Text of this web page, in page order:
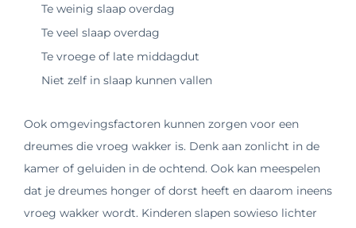
Te weinig slaap overdag
Te veel slaap overdag
Te vroege of late middagdut
Niet zelf in slaap kunnen vallen
Ook omgevingsfactoren kunnen zorgen voor een
dreumes die vroeg wakker is. Denk aan zonlicht in de
kamer of geluiden in de ochtend. Ook kan meespelen
dat je dreumes honger of dorst heeft en daarom ineens
vroeg wakker wordt. Kinderen slapen sowieso lichter